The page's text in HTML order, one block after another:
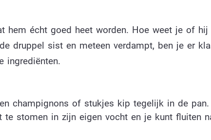
hem écht goed heet worden. Hoe weet je of hij
druppel sist en meteen verdampt, ben je er
ingrediënten.
champignons of stukjes kip tegelijk in de
te stomen in zijn eigen vocht en je kunt fluiten